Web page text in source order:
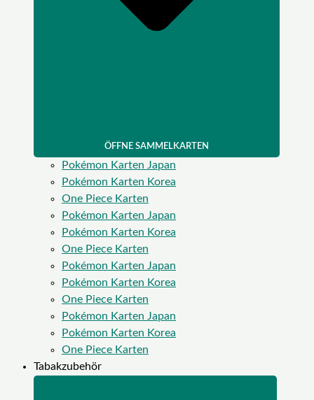
ÖFFNE SAMMELKARTEN
Pokémon Karten Japan
Pokémon Karten Korea
One Piece Karten
Pokémon Karten Japan
Pokémon Karten Korea
One Piece Karten
Pokémon Karten Japan
Pokémon Karten Korea
One Piece Karten
Pokémon Karten Japan
Pokémon Karten Korea
One Piece Karten
Tabakzubehör